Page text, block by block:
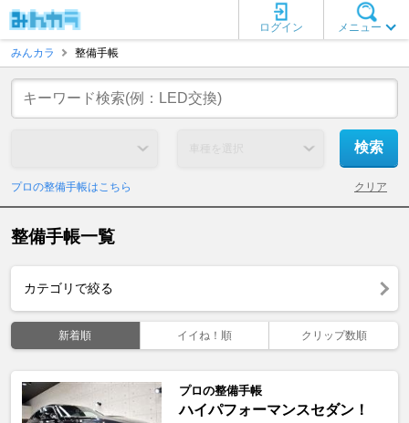
メニュー
ログイン
みんカラ
整備手帳
クリア
プロの整備手帳はこちら
整備手帳一覧
カテゴリで絞る
新着順 イイね！順 クリップ数順
プロの整備手帳
ハイパフォーマンスセダン！